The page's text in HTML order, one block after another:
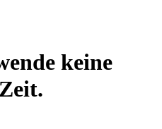
keine
Zeit.